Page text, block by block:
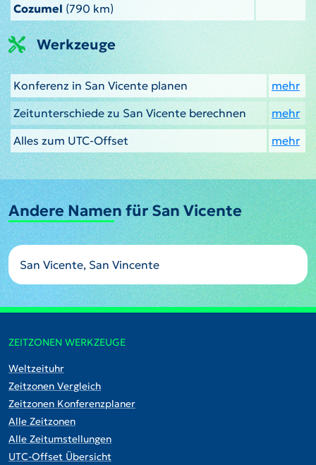
Cozumel (790 km)
Werkzeuge
Konferenz in San Vicente planen
mehr
Zeitunterschiede zu San Vicente berechnen
mehr
Alles zum UTC-Offset
mehr
Andere Namen für San Vicente
San Vicente, San Vincente
ZEITZONEN WERKZEUGE
Weltzeituhr
Zeitzonen Vergleich
Zeitzonen Konferenzplaner
Alle Zeitzonen
Alle Zeitumstellungen
UTC-Offset Übersicht